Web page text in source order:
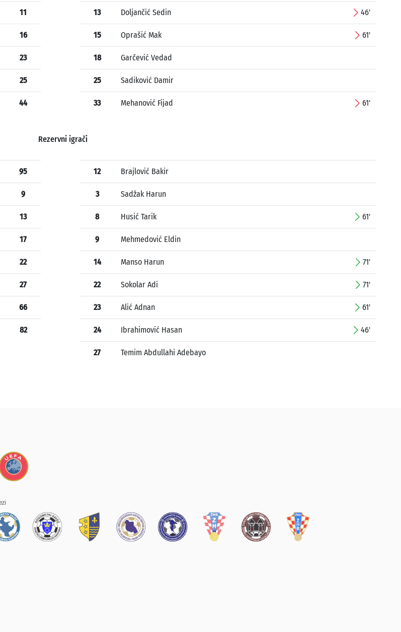
11
16
23
25
44
13 Doljančić Sedin 46'
15 Oprašić Mak 61'
18 Garčević Vedad
25 Sadiković Damir
33 Mehanović Fijad 61'
Rezervni igrači
95
9
13
17
22
27
66
82
12 Brajlović Bakir
3 Sadžak Harun
8 Husić Tarik 61'
9 Mehmedović Eldin
14 Manso Harun 71'
22 Sokolar Adi 71'
23 Alić Adnan 61'
24 Ibrahimović Hasan 46'
27 Temim Abdullahi Adebayo